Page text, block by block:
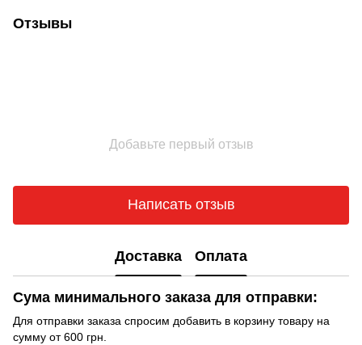
Отзывы
Добавьте первый отзыв
Написать отзыв
Доставка Оплата
Сума минимального заказа для отправки:
Для отправки заказа спросим добавить в корзину товару на
сумму от 600 грн.